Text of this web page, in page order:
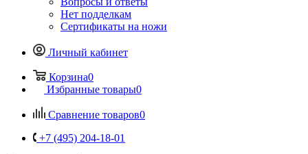
Нет подделкам
Сертификаты на ножи
Личный кабинет
Корзина0
Избранные товары0
Сравнение товаров0
+7 (495) 204-18-01